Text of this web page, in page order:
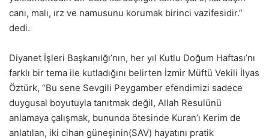
canı, malı, ırz ve namusunu korumak birinci vazifesidir.”
dedi.
Diyanet İşleri Başkanılğı’nın, her yıl Kutlu Doğum Haftası’nı
farklı bir tema ile kutladığını belirten İzmir Müftü Vekili İlyas
Öztürk, “Bu sene Sevgili Peygamber efendimizi sadece
duygusal boyutuyla tanıtmak değil, Allah Resulünü
anlamaya çalışmak, bununda ötesinde Kuran’ı Kerim de
anlatılan, iki cihan güneşinin(SAV) hayatını pratik